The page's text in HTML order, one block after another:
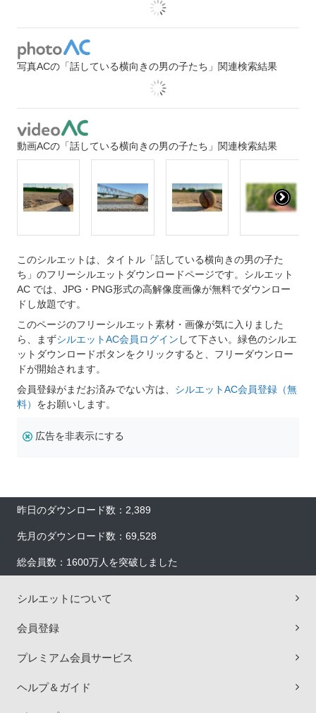
写真ACの「話している横向きの男の子たち」関連検索結果
動画ACの「話している横向きの男の子たち」関連検索結果
このシルエットは、タイトル「話している横向きの男の子た
ち」のフリーシルエットダウンロードページです。シルエット
AC では、JPG・PNG形式の高解像度画像が無料でダウンロー
ドし放題です。
このページのフリーシルエット素材・画像が気に入りました
ら、まずシルエットAC会員ログイン して下さい。緑色のシルエ
ットダウンロードボタンをクリックすると、フリーダウンロー
ドが開始されます。
会員登録がまだお済みでない方は、 シルエットAC会員登録（無
料） をお願いします。
広告を非表示にする
昨日のダウンロード数：2,389
先月のダウンロード数：69,528
総会員数：1600万人を突破しました
シルエットについて
会員登録
プレミアム会員サービス
ヘルプ＆ガイド